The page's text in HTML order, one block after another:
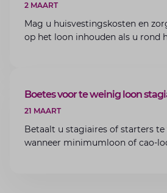
2 MAART
Mag u huisvestingskosten en
op het loon inhouden als u rond
ARTIKEL
Boetes voor te weinig loon
21 MAART
Betaalt u stagiaires of starters te
wanneer minimumloon of cao-